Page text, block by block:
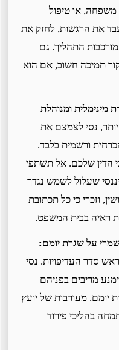
או טיפול
את הרגשות, לחזק את
התהליך. גם
תמיכה חשוב, אם הוא
מינימלית ומנוהלת
נסי לצמצם את
ורשמית בלבד.
הדין שלכם. אל תשתפי
שעלול לשמש נגדך
וזכרי כי כל תכתובת
ראיה בבית המשפט.
על שגרת יומם:
סדר העדיפויות. נסי
מריבים בפניהם
מעורבות של יועץ
בהליכי פירוד